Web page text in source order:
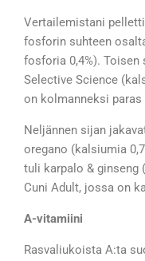
Vertailemistani
fosforin suhteen
fosforia 0,4%). Toisen
Selective Science
on kolmanneksi paras
Neljännen sijan
oregano (kalsiumia
tuli karpalo & ginseng
Cuni Adult, jossa on
A-vitamiini
Rasvaliukoista A:ta